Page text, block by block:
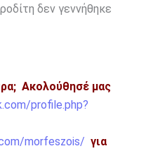
δεν γεννήθηκε
Ακολούθησέ μας
profile.php?
morfeszois/ για